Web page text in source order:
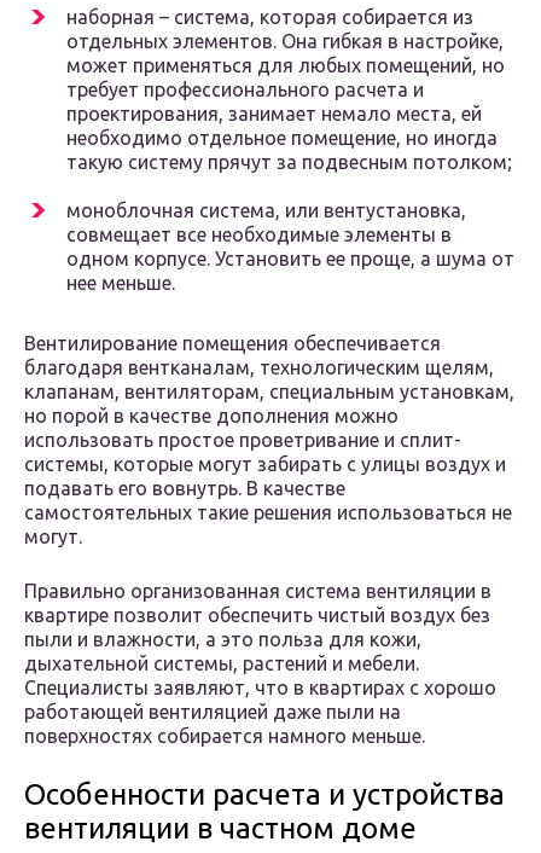
наборная – система, которая собирается из
отдельных элементов. Она гибкая в настройке,
может применяться для любых помещений, но
требует профессионального расчета и
проектирования, занимает немало места, ей
необходимо отдельное помещение, но иногда
такую систему прячут за подвесным потолком;
моноблочная система, или вентустановка,
совмещает все необходимые элементы в
одном корпусе. Установить ее проще, а шума от
нее меньше.
Вентилирование помещения обеспечивается
благодаря вентканалам, технологическим щелям,
клапанам, вентиляторам, специальным установкам,
но порой в качестве дополнения можно
использовать простое проветривание и сплит-
системы, которые могут забирать с улицы воздух и
подавать его вовнутрь. В качестве
самостоятельных такие решения использоваться не
могут.
Правильно организованная система вентиляции в
квартире позволит обеспечить чистый воздух без
пыли и влажности, а это польза для кожи,
дыхательной системы, растений и мебели.
Специалисты заявляют, что в квартирах с хорошо
работающей вентиляцией даже пыли на
поверхностях собирается намного меньше.
Особенности расчета и устройства
вентиляции в частном доме